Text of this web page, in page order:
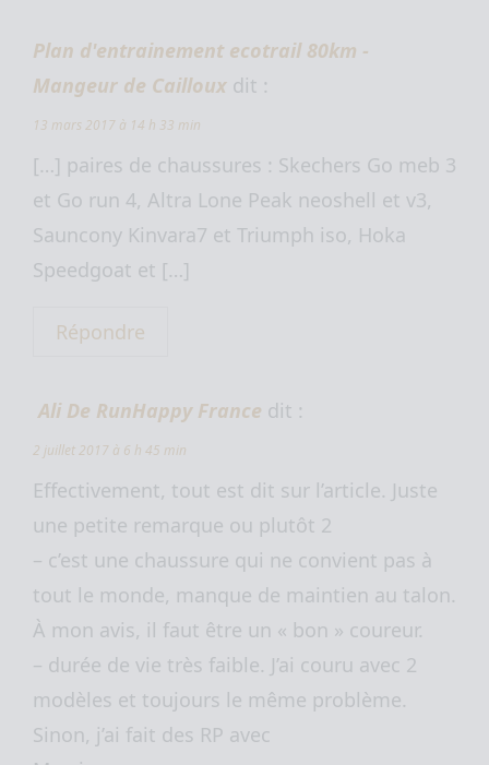
Plan d'entrainement ecotrail 80km -
Mangeur de Cailloux dit :
13 mars 2017 à 14 h 33 min
[…] paires de chaussures : Skechers Go meb 3
et Go run 4, Altra Lone Peak neoshell et v3,
Sauncony Kinvara7 et Triumph iso, Hoka
Speedgoat et […]
Répondre
Ali De RunHappy France dit :
2 juillet 2017 à 6 h 45 min
Effectivement, tout est dit sur l’article. Juste
une petite remarque ou plutôt 2
– c’est une chaussure qui ne convient pas à
tout le monde, manque de maintien au talon.
À mon avis, il faut être un « bon » coureur.
– durée de vie très faible. J’ai couru avec 2
modèles et toujours le même problème.
Sinon, j’ai fait des RP avec